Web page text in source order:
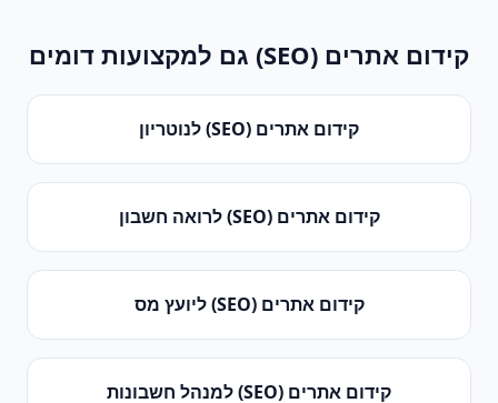
קידום אתרים (SEO) גם למקצועות דומים
קידום אתרים (SEO) לנוטריון
קידום אתרים (SEO) לרואה חשבון
קידום אתרים (SEO) ליועץ מס
קידום אתרים (SEO) למנהל חשבונות